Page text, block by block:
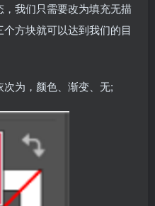
我们只需要改为填充无描
方块就可以达到我们的目
为，颜色、渐变、无;